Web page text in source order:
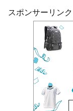
スポンサーリンク